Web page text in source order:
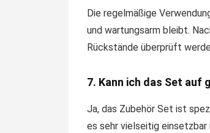
Die regelmäßige
und wartungsarm bleibt.
Rückstände überprüft
7. Kann ich das Set auf
Ja, das Zubehör Set ist
es sehr vielseitig einsetzbar